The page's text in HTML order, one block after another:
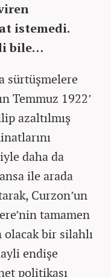
istemedi.
bile…
sürtüşmelere
Temmuz 1922’
azaltılmış
daha da
ile arada
Curzon’un
tamamen
olacak bir silahlı
endişe
politikası